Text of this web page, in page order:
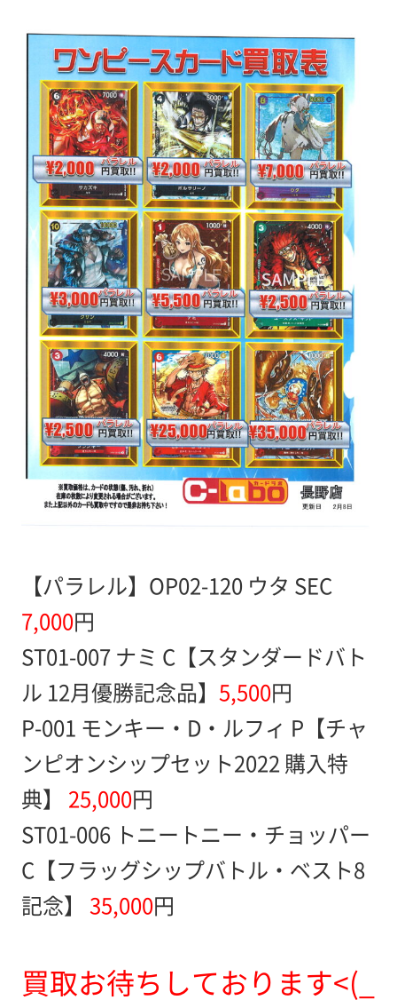
【パラレル】OP02-120 ウタ SEC
7,000円
ST01-007 ナミ C【スタンダードバト
ル 12月優勝記念品】 5,500円
P-001 モンキー・D・ルフィ P【チャ
ンピオンシップセット2022 購入特
典】 25,000円
ST01-006 トニートニー・チョッパー
C【フラッグシップバトル・ベスト8
記念】 35,000円
買取お待ちしております<(_